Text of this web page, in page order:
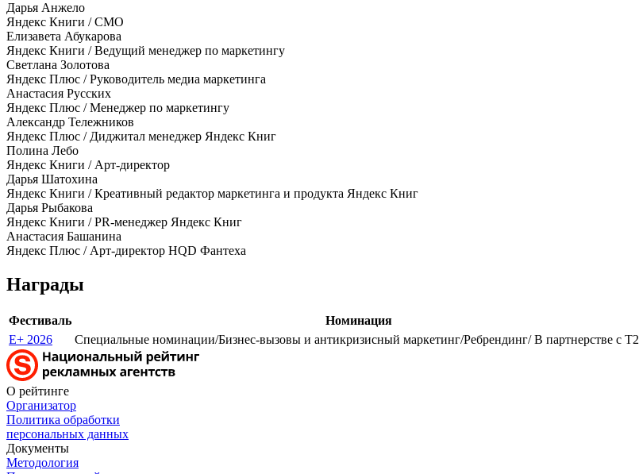
Дарья Анжело
Яндекс Книги / CMO
Елизавета Абукарова
Яндекс Книги / Ведущий менеджер по маркетингу
Светлана Золотова
Яндекс Плюс / Руководитель медиа маркетинга
Анастасия Русских
Яндекс Плюс / Менеджер по маркетингу
Александр Тележников
Яндекс Плюс / Диджитал менеджер Яндекс Книг
Полина Лебо
Яндекс Книги / Арт-директор
Дарья Шатохина
Яндекс Книги / Креативный редактор маркетинга и продукта Яндекс Книг
Дарья Рыбакова
Яндекс Книги / PR-менеджер Яндекс Книг
Анастасия Башанина
Яндекс Плюс / Арт-директор HQD Фантеха
Награды
Фестиваль Номинация
E+ 2026
Специальные номинации/Бизнес-вызовы и антикризисный маркетинг/Ребрендинг/ В партнерстве с T2
О рейтинге
Организатор
Политика обработки
персональных данных
Документы
Методология